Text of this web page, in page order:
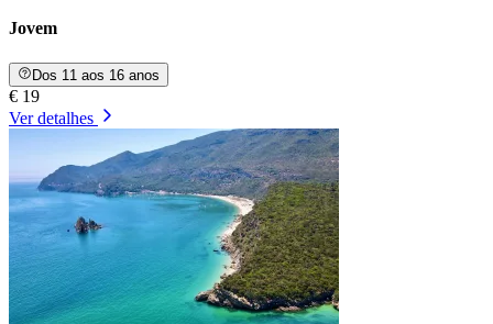
Jovem
Dos 11 aos 16 anos
€ 19
Ver detalhes